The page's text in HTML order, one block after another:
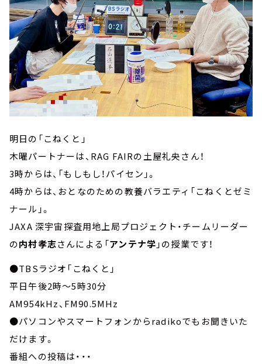
明日の「こねくと」
木曜パートナーは、RAG FAIRの土屋礼央さん！
3時からは、「もしもし！パイセン」。
4時からは、おとなのための教養バラエティ「こねくとゼミ
ナール」。
JAXA 深宇宙探査用地上局プロジェクト・チームリーダー
の内村孝志さんによる「アンテナ学 」の授業です！
●TBSラジオ「こねくと」
平日午後2時～5時30分
AM954kHz、FM90.5MHz
●パソコンやスマートフォンからradikoでもお聞きいた
だけます。
番組への投稿は・・・